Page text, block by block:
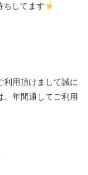
ちしてます
利用頂けまして誠に
、年間通してご利用